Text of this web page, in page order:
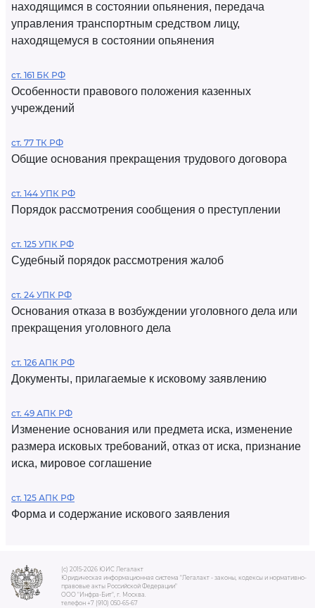
находящимся в состоянии опьянения, передача
управления транспортным средством лицу,
находящемуся в состоянии опьянения
ст. 161 БК РФ
Особенности правового положения казенных
учреждений
ст. 77 ТК РФ
Общие основания прекращения трудового договора
ст. 144 УПК РФ
Порядок рассмотрения сообщения о преступлении
ст. 125 УПК РФ
Судебный порядок рассмотрения жалоб
ст. 24 УПК РФ
Основания отказа в возбуждении уголовного дела или
прекращения уголовного дела
ст. 126 АПК РФ
Документы, прилагаемые к исковому заявлению
ст. 49 АПК РФ
Изменение основания или предмета иска, изменение
размера исковых требований, отказ от иска, признание
иска, мировое соглашение
ст. 125 АПК РФ
Форма и содержание искового заявления
(c) 2015-2026 ЮИС Легалакт
Юридическая информационная система "Легалакт - законы, кодексы и нормативно-
правовые акты Российской Федерации"
ООО "Инфра-Бит", г. Москва.
телефон +7 (910) 050-65-67